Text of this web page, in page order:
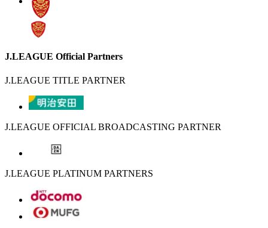
J.LEAGUE Official Partners
J.LEAGUE TITLE PARTNER
J.LEAGUE OFFICIAL BROADCASTING PARTNER
J.LEAGUE PLATINUM PARTNERS